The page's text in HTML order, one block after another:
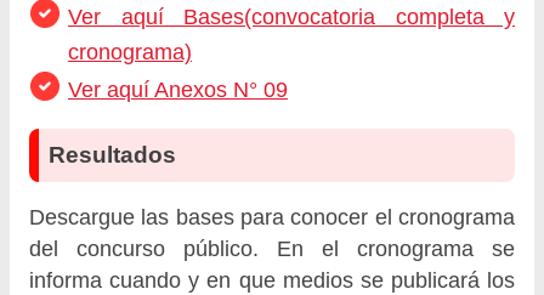
Ver aquí Bases(convocatoria completa y
cronograma)
Ver aquí Anexos N° 09
Resultados
Descargue las bases para conocer el cronograma
del concurso público. En el cronograma se
informa cuando y en que medios se publicará los